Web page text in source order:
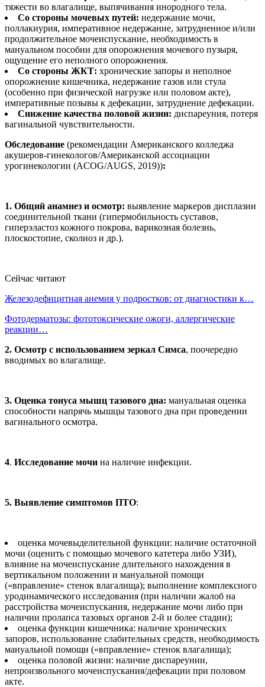
тяжести во влагалище, выпячивания инородного тела.
Со стороны мочевых путей: недержание мочи,
поллакиурия, императивное недержание, затрудненное и/или
продолжительное мочеиспускание, необходимость в
мануальном пособии для опорожнения мочевого пузыря,
ощущение его неполного опорожнения.
Со стороны ЖКТ: хронические запоры и неполное
опорожнение кишечника, недержание газов или стула
(особенно при физической нагрузке или половом акте),
императивные позывы к дефекации, затруднение дефекации.
Снижение качества половой жизни: диспареуния, потеря
вагинальной чувствительности.
Обследование (рекомендации Американского колледжа
акушеров-гинекологов/Американской ассоциации
урогинекологии (ACOG/AUGS, 2019)):
1. Общий анамнез и осмотр: выявление маркеров дисплазии
соединительной ткани (гипермобильность суставов,
гиперэластоз кожного покрова, варикозная болезнь,
плоскостопие, сколиоз и др.).
Сейчас читают
Железодефицитная анемия у подростков: от диагностики к…
Фотодерматозы: фототоксические ожоги, аллергические
реакции…
2. Осмотр с использованием зеркал Симса, поочередно
вводимых во влагалище.
3. Оценка тонуса мышц тазового дна: мануальная оценка
способности напрячь мышцы тазового дна при проведении
вагинального осмотра.
4. Исследование мочи на наличие инфекции.
5. Выявление симптомов ПТО:
оценка мочевыделительной функции: наличие остаточной
мочи (оценить с помощью мочевого катетера либо УЗИ),
влияние на мочеиспускание длительного нахождения в
вертикальном положении и мануальной помощи
(«вправление» стенок влагалища); выполнение комплексного
уродинамического исследования (при наличии жалоб на
расстройства мочеиспускания, недержание мочи либо при
наличии пролапса тазовых органов 2-й и более стадии);
оценка функции кишечника: наличие хронических
запоров, использование слабительных средств, необходимость
мануальной помощи («вправление» стенок влагалища);
оценка половой жизни: наличие диспареунии,
непроизвольного мочеиспускания/дефекации при половом
акте.